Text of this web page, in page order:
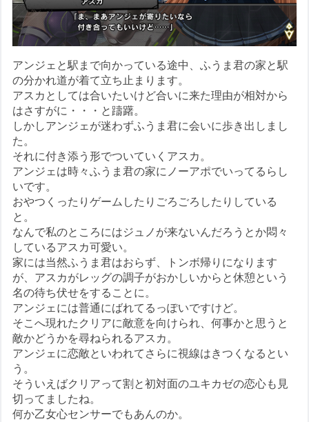
アンジェと駅まで向かっている途中、ふうま君の家と駅
の分かれ道が着て立ち止まります。
アスカとしては合いたいけど合いに来た理由が相対から
はさすがに・・・と躊躇。
しかしアンジェが迷わずふうま君に会いに歩き出しまし
た。
それに付き添う形でついていくアスカ。
アンジェは時々ふうま君の家にノーアポでいってるらし
いです。
おやつくったりゲームしたりごろごろしたりしている
と。
なんで私のところにはジュノが来ないんだろうとか悶々
しているアスカ可愛い。
家には当然ふうま君はおらず、トンボ帰りになります
が、アスカがレッグの調子がおかしいからと休憩という
名の待ち伏せをすることに。
アンジェには普通にばれてるっぽいですけど。
そこへ現れたクリアに敵意を向けられ、何事かと思うと
敵かどうかを尋ねられるアスカ。
アンジェに恋敵といわれてさらに視線はきつくなるとい
う。
そういえばクリアって割と初対面のユキカゼの恋心も見
切ってましたね。
何か乙女心センサーでもあんのか。